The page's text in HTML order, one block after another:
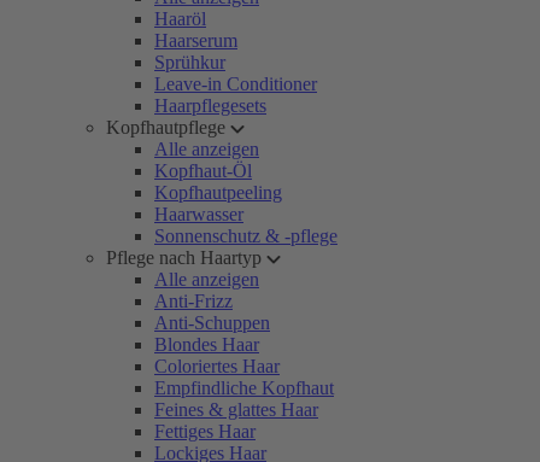
Haaröl
Haarserum
Sprühkur
Leave-in Conditioner
Haarpflegesets
Kopfhautpflege
Alle anzeigen
Kopfhaut-Öl
Kopfhautpeeling
Haarwasser
Sonnenschutz & -pflege
Pflege nach Haartyp
Alle anzeigen
Anti-Frizz
Anti-Schuppen
Blondes Haar
Coloriertes Haar
Empfindliche Kopfhaut
Feines & glattes Haar
Fettiges Haar
Lockiges Haar